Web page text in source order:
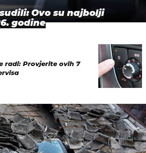
Ovo su najbolji
godine
radi: Provjerite ovih 7